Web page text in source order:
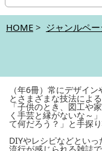
HOME > ジャンルペー
（年6冊）常にデザイ
とさまざまな技法によ
「子供のとき、図工や
く手芸と縁がないな～
て何だろう？」と手探
DIYやレシピなどとい